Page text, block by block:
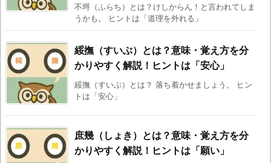
不埒（ふらち）とは？けしからん！と言われてしま
うかも。 ヒントは「道理を外れる」
綏撫（すいぶ）とは？意味・覚え方を分
かりやすく解説！ヒントは「安心」
綏撫（すいぶ）とは？ 落ち着かせましょう。 ヒン
トは「安心」
庶幾（しょき）とは？意味・覚え方を分
かりやすく解説！ヒントは「願い」